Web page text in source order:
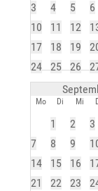
3
4 5 6
10
11 12
17
18 19
24
25 26
Mo Di Mi
1 2 3
7
8 9
14
15 16
21
22 23